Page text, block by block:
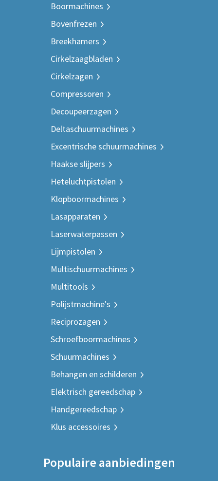
Boormachines
Bovenfrezen
Breekhamers
Cirkelzaagbladen
Cirkelzagen
Compressoren
Decoupeerzagen
Deltaschuurmachines
Excentrische schuurmachines
Haakse slijpers
Heteluchtpistolen
Klopboormachines
Lasapparaten
Laserwaterpassen
Lijmpistolen
Multischuurmachines
Multitools
Polijstmachine's
Reciprozagen
Schroefboormachines
Schuurmachines
Behangen en schilderen
Elektrisch gereedschap
Handgereedschap
Klus accessoires
Populaire aanbiedingen